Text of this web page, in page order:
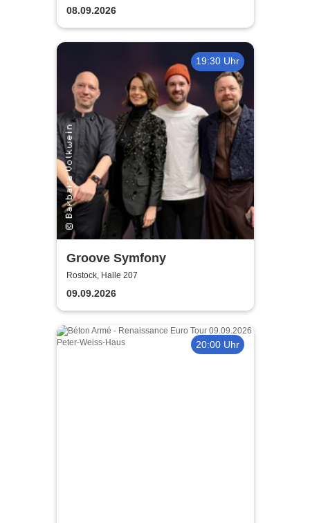
guter Begleitung
08.09.2026
19:30 Uhr
Groove Symfony
Rostock, Halle 207
09.09.2026
20:00 Uhr